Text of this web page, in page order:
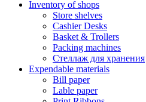
Inventory of shops
Store shelves
Cashier Desks
Basket & Trollers
Packing machines
Стеллаж для хранения
Expendable materials
Bill paper
Lable paper